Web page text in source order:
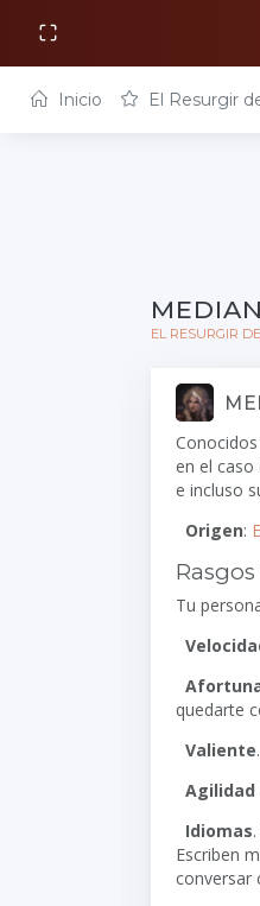
Inicio El Resurgir
EL RESURGIR
en el
e incluso
Origen:
Tu
quedarte
Valiente
Agilidad
Idiomas
Escriben
conversar